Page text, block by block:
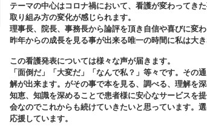
テーマの中心はコロナ禍において、看護が変わってき
取り組み方の変化が感じられます。
理事長、院長、事務長から論評を頂き自信や喜びに変
昨年からの成長を見る事が出来る唯一の時間に私は大き
この看護発表については様々な声が届きます。
「面倒だ」「大変だ」「なんで私？」等々です。その通
解が出来ます。がその事で本を見る、調べる、理解を
知恵、知識を深めることで患者様に安心なサービスを
会なのでこれからも続けていきたいと思っています。
応援しています。